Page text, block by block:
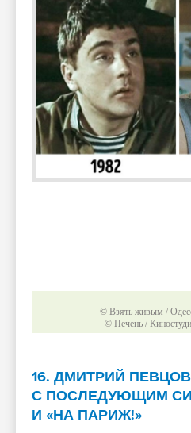
© Взять живым /
© Печень /
16. ДМИТРИЙ
С ПОСЛЕДУЮЩИМ
И «НА ПАРИЖ!»